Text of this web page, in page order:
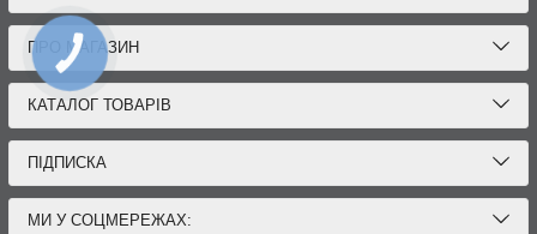
ПРО МАГАЗИН
КАТАЛОГ ТОВАРІВ
ПІДПИСКА
МИ У СОЦМЕРЕЖАХ:
КНОПКА
ЗВ'ЯЗКУ